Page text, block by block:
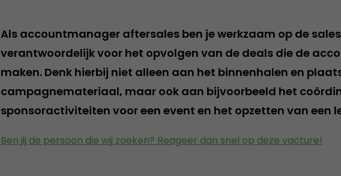
Als accountmanager aftersales ben je werkzaam op de
verantwoordelijk voor het opvolgen van de deals die de
maken. Denk hierbij niet alleen aan het binnenhalen en
campagnemateriaal, maar ook aan bijvoorbeeld het
sponsoractiviteiten voor een event en het opzetten van een
Ben jij de persoon die wij zoeken? Reageer dan snel op deze vacture!